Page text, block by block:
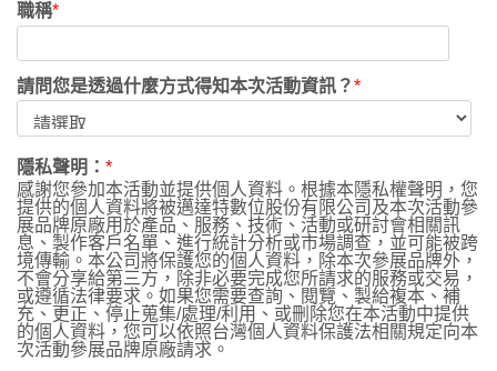
職稱*
請問您是透過什麼方式得知本次活動資訊？*
隱私聲明： *
感謝您參加本活動並提供個人資料。根據本隱私權聲明，您
提供的個人資料將被邁達特數位股份有限公司及本次活動參
展品牌原廠用於產品、服務、技術、活動或研討會相關訊
息、製作客戶名單、進行統計分析或市場調查，並可能被跨
境傳輸。本公司將保護您的個人資料，除本次參展品牌外，
不會分享給第三方，除非必要完成您所請求的服務或交易，
或遵循法律要求。如果您需要查詢、閱覽、製給複本、補
充、更正、停止蒐集/處理/利用、或刪除您在本活動中提供
的個人資料，您可以依照台灣個人資料保護法相關規定向本
次活動參展品牌原廠請求。